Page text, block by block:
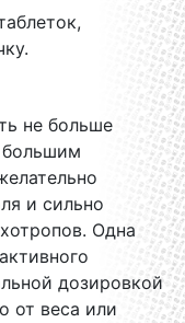
не больше
большим
и сильно
Одна
дозировкой
от веса или